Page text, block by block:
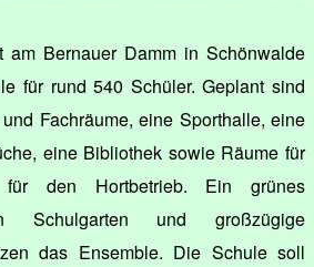
am Bernauer Damm in Schönwalde
für rund 540 Schüler. Geplant sind
Fachräume, eine Sporthalle, eine
eine Bibliothek sowie Räume für
den Hortbetrieb. Ein grünes
Schulgarten und großzügige
das Ensemble. Die Schule soll